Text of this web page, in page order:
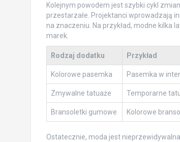
Kolejnym powodem jest szybki cykl
przestarzałe. Projektanci wprowadzają
na znaczeniu. Na przykład, modne kilka
marek.
Rodzaj dodatku Przykład
Kolorowe pasemka Pasemka w
Zmywalne tatuaże Temporarne
Bransoletki gumowe Kolorowe
Ostatecznie, moda jest